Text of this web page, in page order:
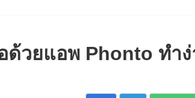
วยแอพ Phonto ทำง่